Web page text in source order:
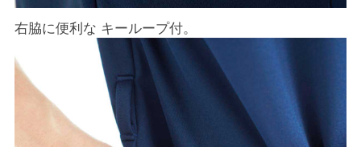
右脇に便利な キーループ付。